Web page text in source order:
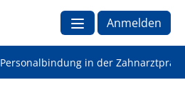
Anmelden
Personalbindung in der